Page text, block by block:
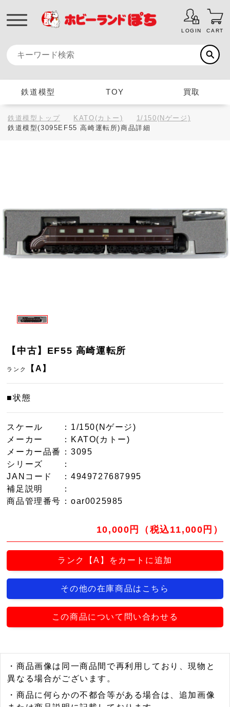
LOGIN CART
鉄道模型 TOY 買取
鉄道模型トップ KATO(カトー)
1/150(Nゲージ)
鉄道模型(3095EF55 高崎運転所)商品詳細
【中古】EF55 高崎運転所
ランク 【A】
■状態
スケール
：1/150(Nゲージ)
メーカー
：KATO(カトー)
メーカー品番
：3095
シリーズ
：
JANコード
：4949727687995
補足説明
：
商品管理番号 ：oar0025985
10,000円（税込11,000円）
ランク【A】をカートに追加
その他の在庫商品はこちら
この商品について問い合わせる
・商品画像は同一商品間で再利用しており、現物と
異なる場合がございます。
・商品に何らかの不都合等がある場合は、追加画像